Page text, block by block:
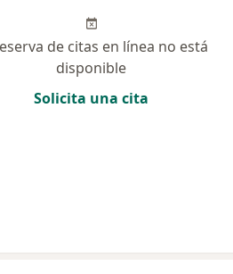
de citas en línea no está
disponible
Solicita una cita